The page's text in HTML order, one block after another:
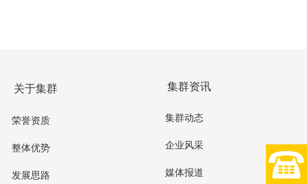
关于集群
荣誉资质
整体优势
发展思路
集群资讯
集群动态
企业风采
媒体报道
0734-